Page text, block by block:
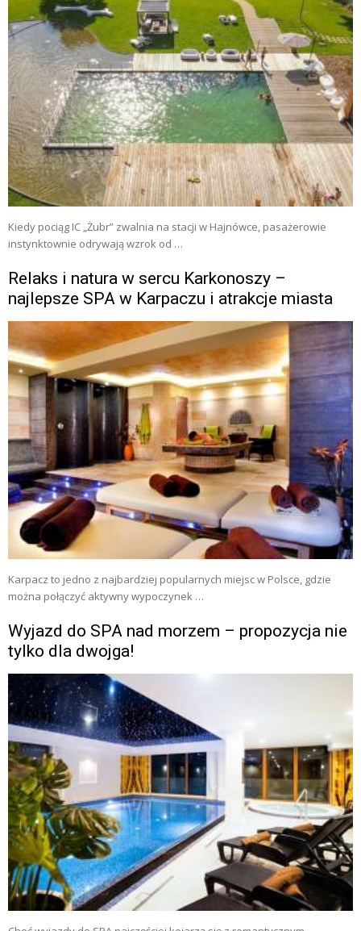
Kiedy pociąg IC „Żubr” zwalnia na stacji w Hajnówce, pasażerowie
instynktownie odrywają wzrok od …
Relaks i natura w sercu Karkonoszy –
najlepsze SPA w Karpaczu i atrakcje miasta
Karpacz to jedno z najbardziej popularnych miejsc w Polsce, gdzie
można połączyć aktywny wypoczynek …
Wyjazd do SPA nad morzem – propozycja nie
tylko dla dwojga!